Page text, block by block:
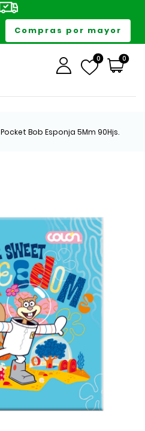
Compras por mayor
0 0
Bob Esponja 5Mm 90Hjs.